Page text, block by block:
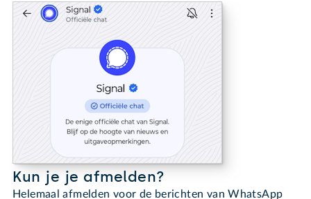
Kun je je afmelden?
Helemaal afmelden voor de berichten van WhatsApp